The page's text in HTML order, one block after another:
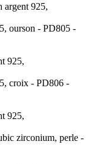
argent 925,
925,
925,